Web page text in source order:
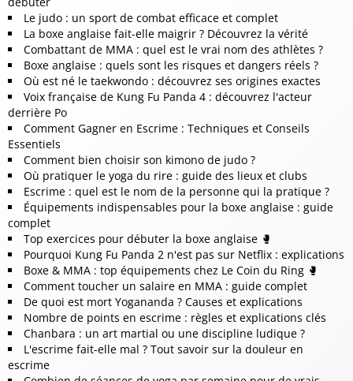
Le judo : un sport de combat efficace et complet
La boxe anglaise fait-elle maigrir ? Découvrez la vérité
Combattant de MMA : quel est le vrai nom des athlètes ?
Boxe anglaise : quels sont les risques et dangers réels ?
Où est né le taekwondo : découvrez ses origines exactes
Voix française de Kung Fu Panda 4 : découvrez l'acteur
derrière Po
Comment Gagner en Escrime : Techniques et Conseils
Essentiels
Comment bien choisir son kimono de judo ?
Où pratiquer le yoga du rire : guide des lieux et clubs
Escrime : quel est le nom de la personne qui la pratique ?
Équipements indispensables pour la boxe anglaise : guide
complet
Top exercices pour débuter la boxe anglaise 🥊
Pourquoi Kung Fu Panda 2 n'est pas sur Netflix : explications
Boxe & MMA : top équipements chez Le Coin du Ring 🥊
Comment toucher un salaire en MMA : guide complet
De quoi est mort Yogananda ? Causes et explications
Nombre de points en escrime : règles et explications clés
Chanbara : un art martial ou une discipline ludique ?
L'escrime fait-elle mal ? Tout savoir sur la douleur en
escrime